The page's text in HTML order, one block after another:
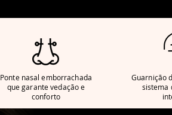
Ponte nasal emborrachada
que garante vedação e
conforto
Guarnição
sistema